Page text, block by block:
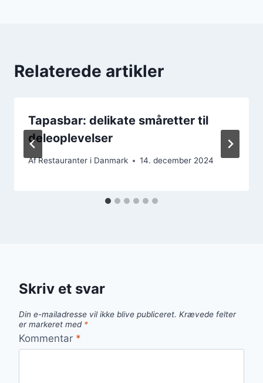
Relaterede artikler
Tapasbar: delikate småretter til
deleoplevelser
AfRestauranter i Danmark 14. december 2024
Skriv et svar
Din e-mailadresse vil ikke blive publiceret. Krævede felter
er markeret med *
Kommentar *